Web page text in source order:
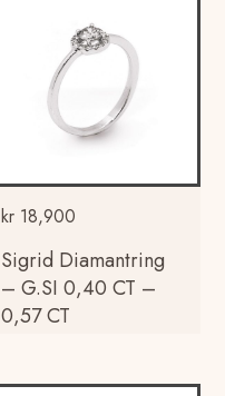
kr 18,900
Sigrid Diamantring
– G.SI 0,40 CT –
0,57 CT